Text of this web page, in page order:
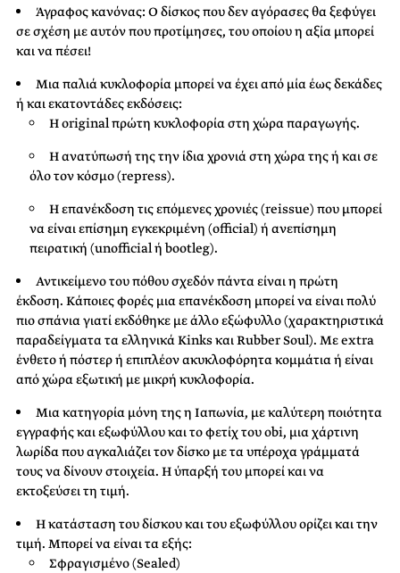
Άγραφος κανόνας: Ο δίσκος που δεν αγόρασες θα ξεφύγει
σε σχέση με αυτόν που προτίμησες, του οποίου η αξία μπορεί
και να πέσει!
Μια παλιά κυκλοφορία μπορεί να έχει από μία έως δεκάδες
ή και εκατοντάδες εκδόσεις:
Η original πρώτη κυκλοφορία στη χώρα παραγωγής.
Η ανατύπωσή της την ίδια χρονιά στη χώρα της ή και σε
όλο τον κόσμο (repress).
Η επανέκδοση τις επόμενες χρονιές (reissue) που μπορεί
να είναι επίσημη εγκεκριμένη (official) ή ανεπίσημη
πειρατική (unofficial ή bootleg).
Αντικείμενο του πόθου σχεδόν πάντα είναι η πρώτη
έκδοση. Κάποιες φορές μια επανέκδοση μπορεί να είναι πολύ
πιο σπάνια γιατί εκδόθηκε με άλλο εξώφυλλο (χαρακτηριστικά
παραδείγματα τα ελληνικά Kinks και Rubber Soul). Με extra
ένθετο ή πόστερ ή επιπλέον ακυκλοφόρητα κομμάτια ή είναι
από χώρα εξωτική με μικρή κυκλοφορία.
Μια κατηγορία μόνη της η Ιαπωνία, με καλύτερη ποιότητα
εγγραφής και εξωφύλλου και το φετίχ του obi, μια χάρτινη
λωρίδα που αγκαλιάζει τον δίσκο με τα υπέροχα γράμματά
τους να δίνουν στοιχεία. Η ύπαρξή του μπορεί και να
εκτοξεύσει τη τιμή.
Η κατάσταση του δίσκου και του εξωφύλλου ορίζει και την
τιμή. Μπορεί να είναι τα εξής:
Σφραγισμένο (Sealed)